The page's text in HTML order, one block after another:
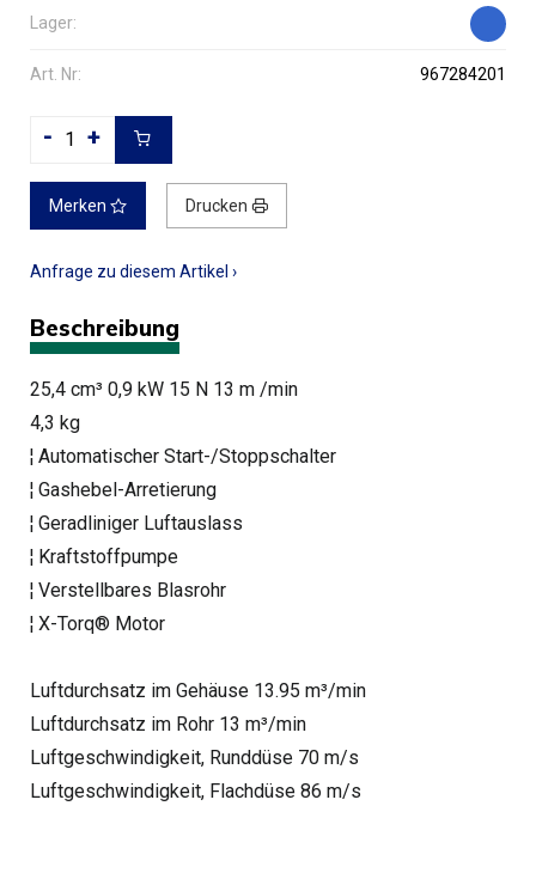
Lager:
Art. Nr: 967284201
- +
Merken Drucken
Anfrage zu diesem Artikel ›
Beschreibung
25,4 cm³ 0,9 kW 15 N 13 m /min
4,3 kg
¦ Automatischer Start-/Stoppschalter
¦ Gashebel-Arretierung
¦ Geradliniger Luftauslass
¦ Kraftstoffpumpe
¦ Verstellbares Blasrohr
¦ X-Torq® Motor
Luftdurchsatz im Gehäuse 13.95 m³/min
Luftdurchsatz im Rohr 13 m³/min
Luftgeschwindigkeit, Runddüse 70 m/s
Luftgeschwindigkeit, Flachdüse 86 m/s